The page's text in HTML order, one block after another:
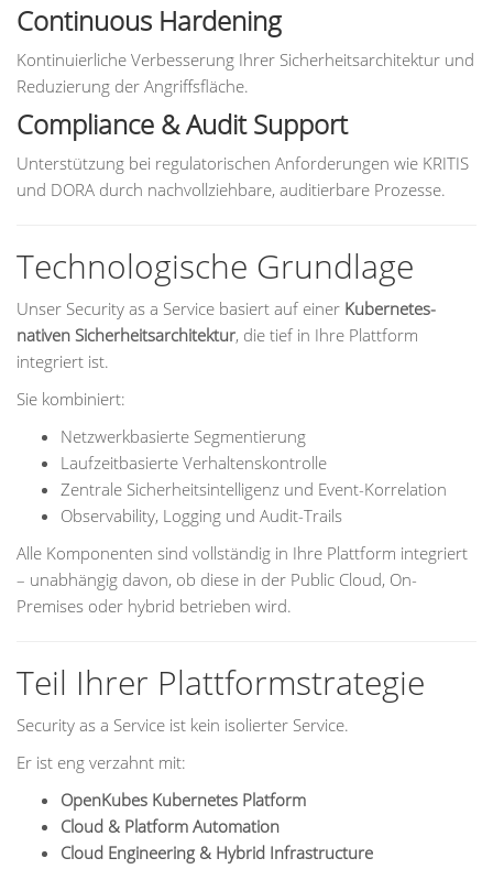
Continuous Hardening
Kontinuierliche Verbesserung Ihrer Sicherheitsarchitektur und
Reduzierung der Angriffsfläche.
Compliance & Audit Support
Unterstützung bei regulatorischen Anforderungen wie KRITIS
und DORA durch nachvollziehbare, auditierbare Prozesse.
Technologische Grundlage
Unser Security as a Service basiert auf einer Kubernetes-
nativen Sicherheitsarchitektur, die tief in Ihre Plattform
integriert ist.
Sie kombiniert:
Netzwerkbasierte Segmentierung
Laufzeitbasierte Verhaltenskontrolle
Zentrale Sicherheitsintelligenz und Event-Korrelation
Observability, Logging und Audit-Trails
Alle Komponenten sind vollständig in Ihre Plattform integriert
– unabhängig davon, ob diese in der Public Cloud, On-
Premises oder hybrid betrieben wird.
Teil Ihrer Plattformstrategie
Security as a Service ist kein isolierter Service.
Er ist eng verzahnt mit:
OpenKubes Kubernetes Platform
Cloud & Platform Automation
Cloud Engineering & Hybrid Infrastructure